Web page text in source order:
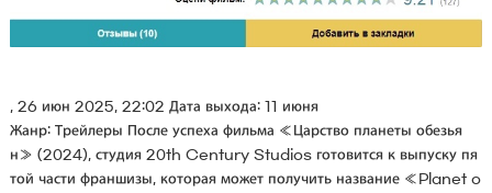
, 26 июн 2025, 22:02 Дата выхода: 11 июня
Жанр: Трейлеры После успеха фильма «Царство планеты обезья
н» (2024), студия 20th Century Studios готовится к выпуску пя
той части франшизы, которая может получить название «Planet o